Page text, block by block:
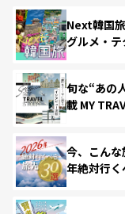
Next韓国
グルメ・テ
旬な“あの
載 MY
今、こん
年絶対行